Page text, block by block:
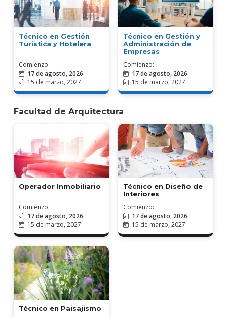
Técnico en Gestión
Turística y Hotelera
Comienzo:
17 de agosto, 2026
15 de marzo, 2027
Técnico en Gestión y
Administración de
Empresas
Comienzo:
17 de agosto, 2026
15 de marzo, 2027
Facultad de Arquitectura
Operador Inmobiliario
Comienzo:
17 de agosto, 2026
15 de marzo, 2027
Técnico en Diseño de
Interiores
Comienzo:
17 de agosto, 2026
15 de marzo, 2027
Técnico en Paisajismo